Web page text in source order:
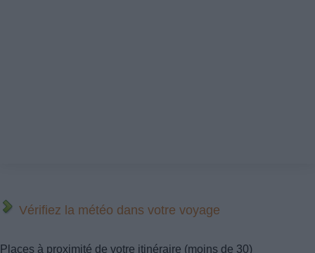
Vérifiez la météo dans votre voyage
Places à proximité de votre itinéraire (moins de 30)